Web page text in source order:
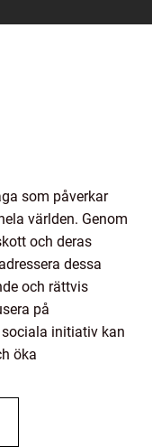
som påverkar
världen. Genom
och deras
dessa
och rättvis
på
initiativ kan
öka